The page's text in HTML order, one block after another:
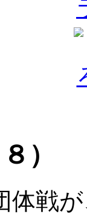
）
体戦